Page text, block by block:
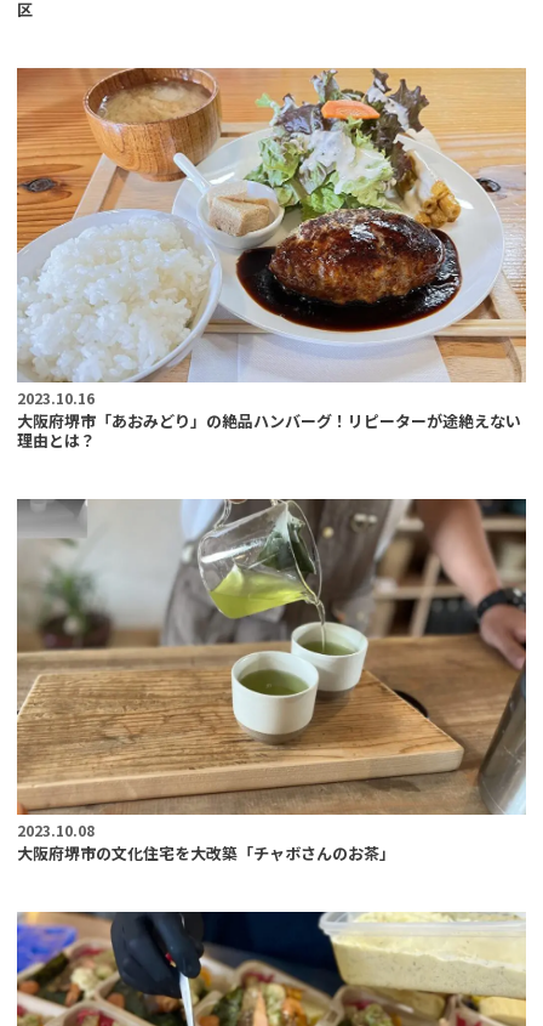
区
2023.10.16
大阪府堺市「あおみどり」の絶品ハンバーグ！リピーターが途絶えない
理由とは？
2023.10.08
大阪府堺市の文化住宅を大改築「チャボさんのお茶」